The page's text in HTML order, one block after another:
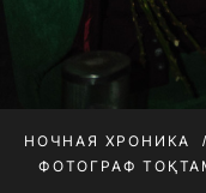
НОЧНАЯ ХРОНИКА
ФОТОГРАФ